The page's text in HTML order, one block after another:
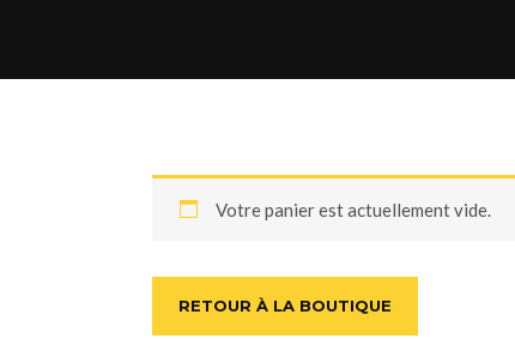
Votre panier est actuellement vide.
RETOUR À LA BOUTIQUE